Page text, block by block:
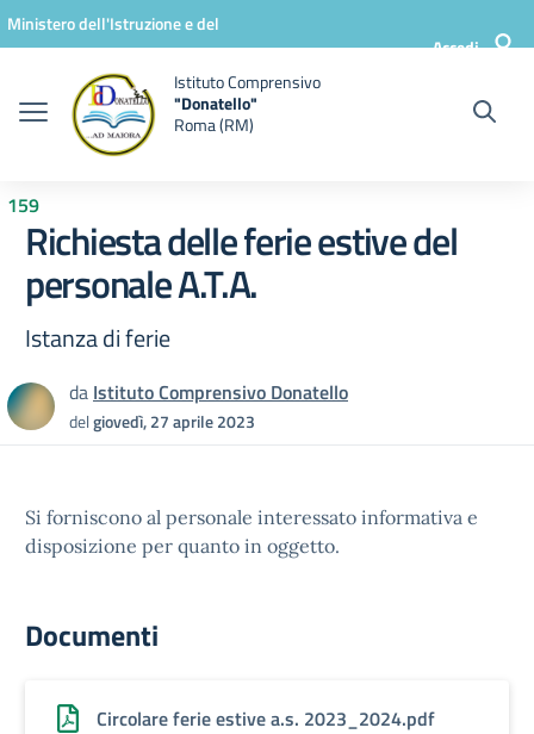
Vai ai contenuti
Vai al menu di navigazione
Vai al footer
Ministero dell'Istruzione e del
Accedi
Istituto Comprensivo
"Donatello"
Roma (RM)
159
Richiesta delle ferie estive del
personale A.T.A.
Istanza di ferie
da Istituto Comprensivo Donatello
delgiovedì, 27 aprile 2023
Si forniscono al personale interessato informativa e
disposizione per quanto in oggetto.
Documenti
Circolare ferie estive a.s. 2023_2024.pdf